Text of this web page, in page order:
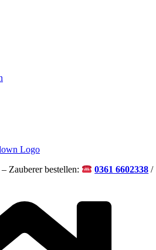
Zauberer bestellen: 0361 6602338 /